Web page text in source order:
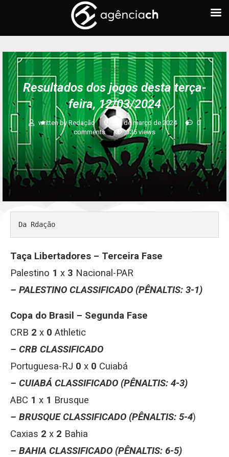
FUTEBOL
Resultados dos jogos desta terça-
feira, 12/03/2024
written byRedação 13 de março de 2024
0
comments
335 views
Da Rdação
Taça Libertadores – Terceira Fase
Palestino 1 x 3 Nacional-PAR
– PALESTINO CLASSIFICADO (PÊNALTIS: 3-1)
Copa do Brasil – Segunda Fase
CRB 2 x 0 Athletic
– CRB CLASSIFICADO
Portuguesa-RJ 0 x 0 Cuiabá
– CUIABÁ CLASSIFICADO (PÊNALTIS: 4-3)
ABC 1 x 1 Brusque
– BRUSQUE CLASSIFICADO (PÊNALTIS: 5-4)
Caxias 2 x 2 Bahia
– BAHIA CLASSIFICADO (PÊNALTIS: 6-5)